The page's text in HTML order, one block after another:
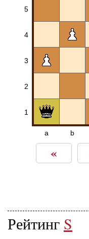
5
4
3
2
1
a b
«
Рейтинг S